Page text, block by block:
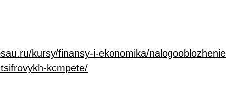
kursy/finansy-i-ekonomika/
kompete/